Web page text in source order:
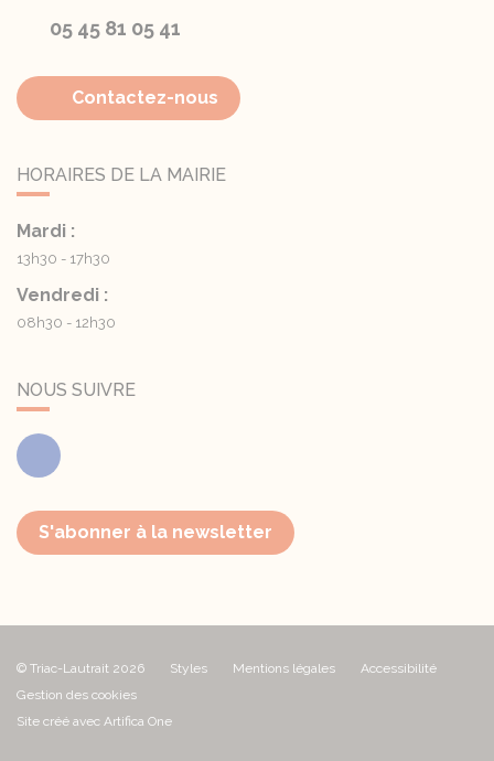
05 45 81 05 41
Contactez-nous
HORAIRES DE LA MAIRIE
Mardi :
13h30 - 17h30
Vendredi :
08h30 - 12h30
NOUS SUIVRE
Facebook
S'abonner à la newsletter
© Triac-Lautrait 2026 Styles Mentions légales
Accessibilité
Gestion des cookies
Site créé avec Artifica One